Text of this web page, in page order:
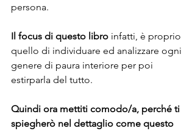
persona.
Il focus di questo libro infatti, è proprio
quello di individuare ed analizzare ogni
genere di paura interiore per poi
estirparla del tutto.
Quindi ora mettiti comodo/a, perché ti
spiegherò nel dettaglio come questo